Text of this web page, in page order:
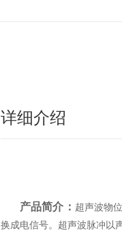
详细介绍
产品简介： 超声波物
换成电信号。超声波脉冲以